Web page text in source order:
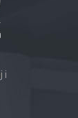
i